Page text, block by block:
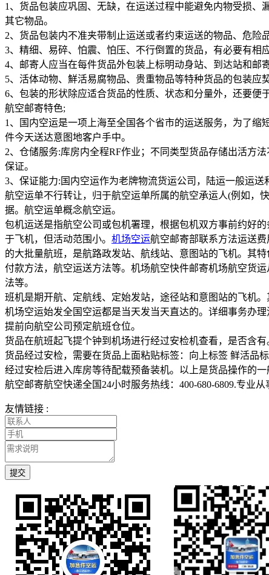
1、货品包装应巩固、无缺，在运送过程中能避免内物受损
其它物品。
2、货品包装内不准夹带制止运送或者约束运送的物品、危险
3、精细、易碎、怕震、怕压、不行倒置的货品，有必要有相
4、邮寄人应当在每件货品外包装上标明动身站、到达站和邮
5、活体动物、鮮活易腐物品、贵重物品等特种货品的包装应
6、包装的形状除应适合货品的性质、状态和分量外，还要便
航空邮寄特色;
1、国内空运是一项上海至全国各个省市的运送服务，为了
件今天送达意图地客户手中。
2、仓储服务:库房内全程RF作业；不同类型货品存储出活方
保证。
3、保证能力:国内空运作为老牌物流货运公司，陆运一般运
航空运单不行转让，归于航空运单所属的航空承运人(例如，
据。航空运单概念航空运。
包机运送是指航空公司或包机署理，根据包机双方事前约好
于飞机，但活动范围小。 机场空运航空邮寄部联系方法运送
的大批量航班，是航路政发站、航线站、意图站的飞机。其
付款方法，航空运送方法等。机场航空快件邮寄机场航空货
法等。
班机是期开航、定航线、定始发站，途径站和意图站的飞机
机场空运始发全国空运都是当天发当天直达的。详细事务办理
提前向航空公司预定航班仓位。
货品在航班起飞提个钟到机场进行经过安检机查看，是否含有
货品经过安检，需要在货品上面粘贴标签：向上标签 鲜活品
经过安检后进入库房等待配载预备装机。以上是货品操作的
航空邮寄航空快递全国24小时服务热线：400-680-6809.专业
友情链接 :
提交